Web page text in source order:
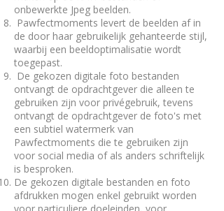
onbewerkte Jpeg beelden.
Pawfectmoments levert de beelden af in
de door haar gebruikelijk gehanteerde stijl,
waarbij een beeldoptimalisatie wordt
toegepast.
De gekozen digitale foto bestanden
ontvangt de opdrachtgever die alleen te
gebruiken zijn voor privégebruik, tevens
ontvangt de opdrachtgever de foto's met
een subtiel watermerk van
Pawfectmoments die te gebruiken zijn
voor social media of als anders schriftelijk
is besproken.
De gekozen digitale bestanden en foto
afdrukken mogen enkel gebruikt worden